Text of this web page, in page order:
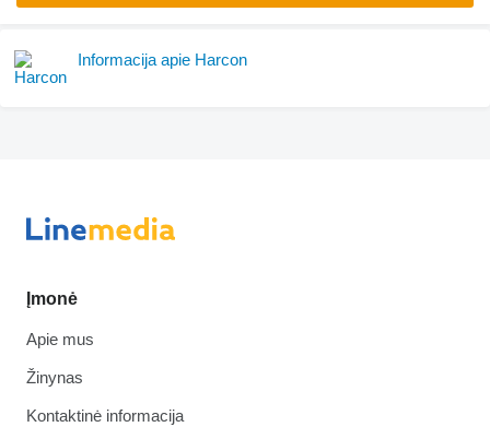
Informacija apie Harcon
Įmonė
Apie mus
Žinynas
Kontaktinė informacija